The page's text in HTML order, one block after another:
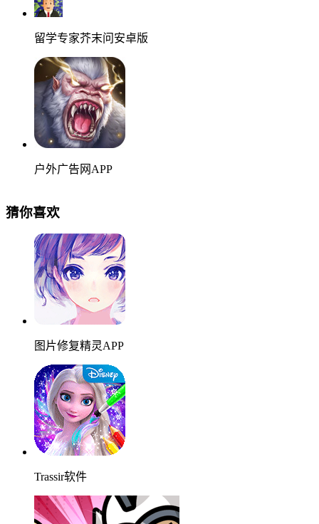
留学专家芥末问安卓版
户外广告网APP
猜你喜欢
图片修复精灵APP
Trassir软件